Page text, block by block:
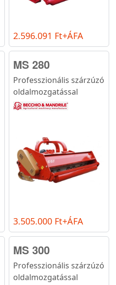
2.596.091 Ft+ÁFA
MS 280
Professzionális szárzúzó
oldalmozgatással
3.505.000 Ft+ÁFA
MS 300
Professzionális szárzúzó
oldalmozgatással